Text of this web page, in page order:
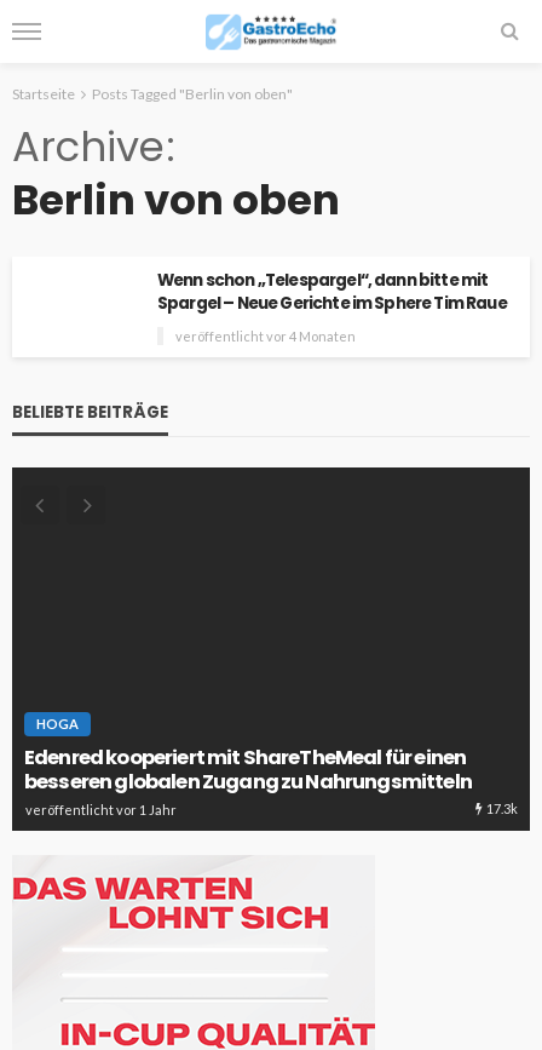
Startseite Posts Tagged "Berlin von oben"
Archive
Berlin von oben
Wenn schon „Telespargel“, dann bitte mit
Spargel – Neue Gerichte im Sphere Tim Raue
veröffentlicht vor 4 Monaten
BELIEBTE BEITRÄGE
HOGA
Edenred kooperiert mit ShareTheMeal für einen
besseren globalen Zugang zu Nahrungsmitteln
veröffentlicht vor 1 Jahr 17.3k